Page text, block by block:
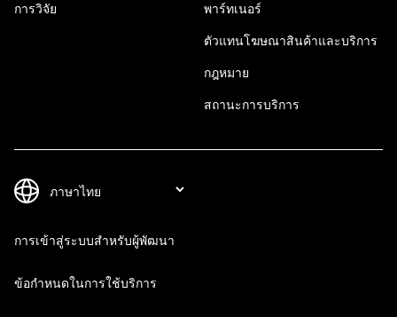
การวิจัย พาร์ทเนอร์
ตัวแทนโฆษณาสินค้าและบริการ
กฎหมาย
สถานะการบริการ
การเข้าสู่ระบบสำหรับผู้พัฒนา
ข้อกำหนดในการใช้บริการ